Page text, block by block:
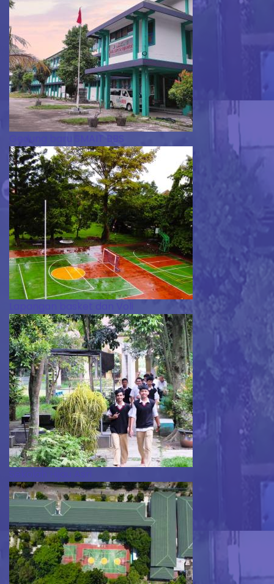
Gedung baru SMAIT BBS
Lapangan basket dan Voli
Sekolah Hijau Asri